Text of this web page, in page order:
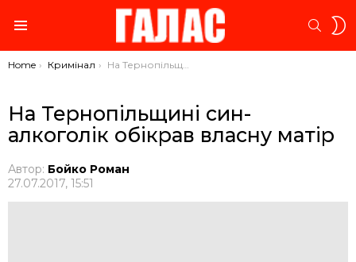
You are here:
Home Кримінал На Тернопільщині син-алкоголік обікрав власну матір
На Тернопільщині син-
алкоголік обікрав власну матір
Автор: Бойко Роман
27.07.2017, 15:51